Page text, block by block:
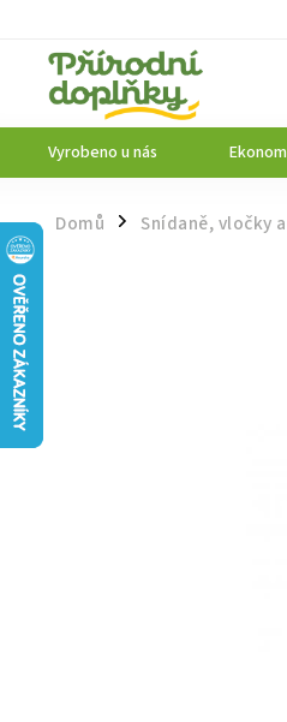
Vyrobeno u nás
Domů / Snídaně, vločky